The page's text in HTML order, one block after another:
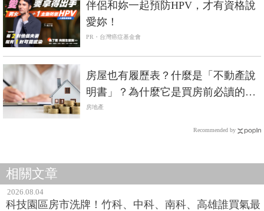
伴侶和妳一起預防HPV，才有資格說
愛妳！
PR・台灣癌症基金會
房屋也有履歷表？什麼是「不動產說
明書」？為什麼它是買房前必讀的保
命符？
房地產
Recommended by
相關文章
2026.08.04
科技園區房市洗牌！竹科、中科、南科、高雄誰買氣最